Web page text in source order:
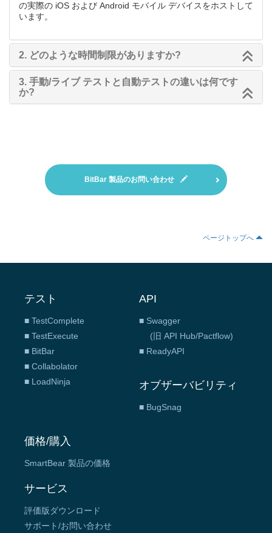
の実際の iOS および Android モバイル デバイスをホストして
います。
2. どのような時間制限がありますか?
3. 手動/ライブ テストと自動テストの違いは何です
か?
BitBar 製品のお問い合わせ
ページトップへ
テスト
■ TestComplete
■ TestExecute
■ BitBar
■ Collabolator
■ LoadNinja
API
■ Swagger
(旧 API Hub/Pactflow)
■ ReadyAPI
オブザーバビリティ
■ BugSnag
価格/購入
SmartBear 製品の価格
サービス
評価版ダウンロード
サポート/お問い合わせ